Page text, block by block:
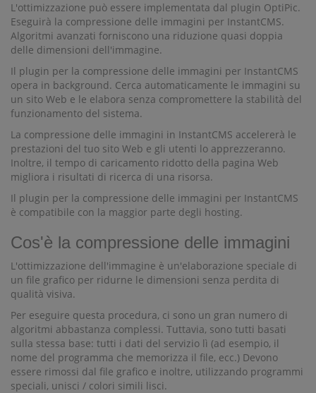
L'ottimizzazione può essere implementata dal plugin OptiPic.
Eseguirà la compressione delle immagini per InstantCMS.
Algoritmi avanzati forniscono una riduzione quasi doppia
delle dimensioni dell'immagine.
Il plugin per la compressione delle immagini per InstantCMS
opera in background. Cerca automaticamente le immagini su
un sito Web e le elabora senza compromettere la stabilità del
funzionamento del sistema.
La compressione delle immagini in InstantCMS accelererà le
prestazioni del tuo sito Web e gli utenti lo apprezzeranno.
Inoltre, il tempo di caricamento ridotto della pagina Web
migliora i risultati di ricerca di una risorsa.
Il plugin per la compressione delle immagini per InstantCMS
è compatibile con la maggior parte degli hosting.
Cos'è la compressione delle immagini
L'ottimizzazione dell'immagine è un'elaborazione speciale di
un file grafico per ridurne le dimensioni senza perdita di
qualità visiva.
Per eseguire questa procedura, ci sono un gran numero di
algoritmi abbastanza complessi. Tuttavia, sono tutti basati
sulla stessa base: tutti i dati del servizio lì (ad esempio, il
nome del programma che memorizza il file, ecc.) Devono
essere rimossi dal file grafico e inoltre, utilizzando programmi
speciali, unisci / colori simili lisci.